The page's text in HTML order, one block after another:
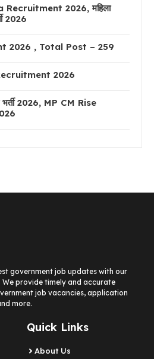
2026, महिला
2026
2026 , Total Post – 259
2026
भर्ती 2026, MP CM Rise
government job updates with our
provide timely and accurate
job vacancies, application
more.
Quick Links
About Us